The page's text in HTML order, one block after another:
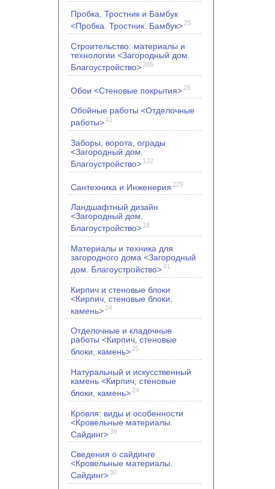
Пробка, Тростник и Бамбук
<Пробка. Тростник. Бамбук>25
Строительство: материалы и
технологии <Загородный дом.
Благоустройство> 285
Обои <Стеновые покрытия> 28
Обойные работы <Отделочные
работы>41
Заборы, ворота, ограды
<Загородный дом.
Благоустройство> 122
Сантехника и Инженерия 229
Ландшафтный дизайн
<Загородный дом.
Благоустройство> 18
Материалы и техника для
загородного дома <Загородный
дом. Благоустройство>41
Кирпич и стеновые блоки
<Кирпич, стеновые блоки,
камень> 24
Отделочные и кладочные
работы <Кирпич, стеновые
блоки, камень> 25
Натуральный и искусственный
камень <Кирпич, стеновые
блоки, камень> 24
Кровля: виды и особенности
<Кровельные материалы.
Сайдинг>39
Сведения о сайдинге
<Кровельные материалы.
Сайдинг>30